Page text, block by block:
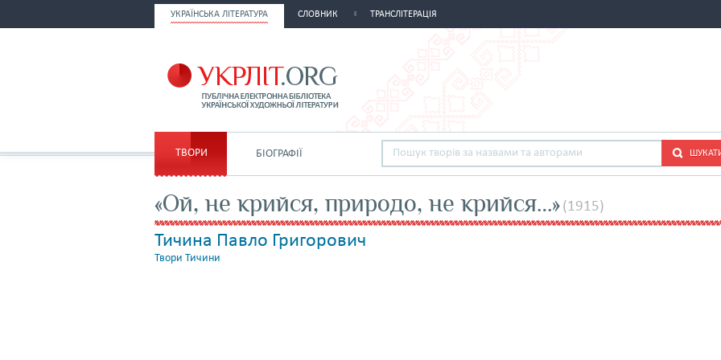
УКРАЇНСЬКА ЛІТЕРАТУРА СЛОВНИК ТРАНСЛІТЕРАЦІЯ
ТВОРИ БІОГРАФІЇ
«Ой, не крийся, природо, не крийся…» (1915)
Тичина Павло Григорович
Твори Тичини